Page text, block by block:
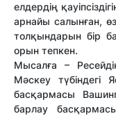
елдердің
арнайы салынған,
толқындарын бір
орын тепкен.
Мысалға –
Мәскеу
басқармасы
барлау